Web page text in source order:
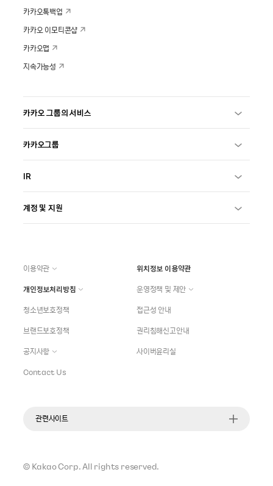
카카오톡백업
카카오 이모티콘샵
카카오맵
지속가능성
카카오 그룹의 서비스
카카오그룹
IR
계정 및 지원
이용약관
위치정보 이용약관
개인정보처리방침
운영정책 및 제안
청소년보호정책
접근성 안내
브랜드보호정책
권리침해신고안내
공지사항
사이버윤리실
Contact Us
관련사이트
© Kakao Corp.All rights reserved.